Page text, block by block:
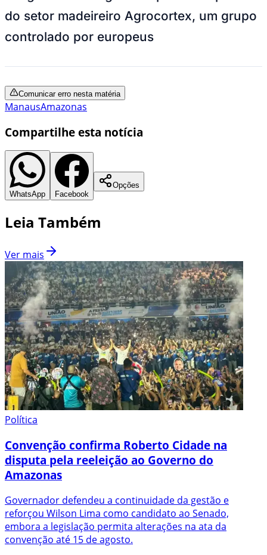
do setor madeireiro Agrocortex, um grupo
controlado por europeus
Comunicar erro nesta matéria
ManausAmazonas
Compartilhe esta notícia
WhatsApp Facebook
Opções
Leia Também
Ver mais
Política
Convenção confirma Roberto Cidade na
disputa pela reeleição ao Governo do
Amazonas
Governador defendeu a continuidade da gestão e
reforçou Wilson Lima como candidato ao Senado,
embora a legislação permita alterações na ata da
convenção até 15 de agosto.